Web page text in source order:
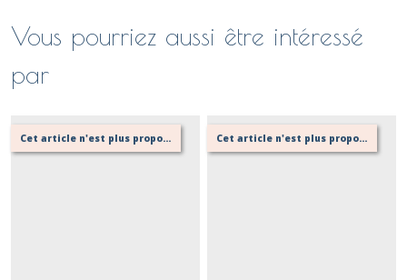
Vous pourriez aussi être intéressé
par
Cet article n'est plus proposé, retournez au menu principal ou contactez moi! Cet article n'est plus proposé, retournez au menu principal ou contactez moi!